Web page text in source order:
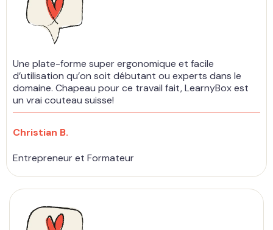
Une plate-forme super ergonomique et facile
d’utilisation qu’on soit débutant ou experts dans le
domaine. Chapeau pour ce travail fait, LearnyBox est
un vrai couteau suisse!
Christian B.
Entrepreneur et Formateur